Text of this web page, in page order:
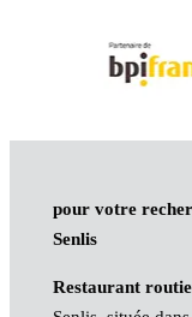
pour votre
Senlis
Restaurant